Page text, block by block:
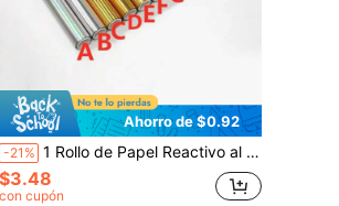
Ahorro de $0.92
-21% 1 Rollo de Papel Reactivo al Tóner de 5m x 19,3cm para Estampado en Caliente, Envolver, Tarjetas, Manualidades Brillantes, Scrapbooking, Artesanía Manual con Impresora Láser y Laminadora
$3.48
con cupón